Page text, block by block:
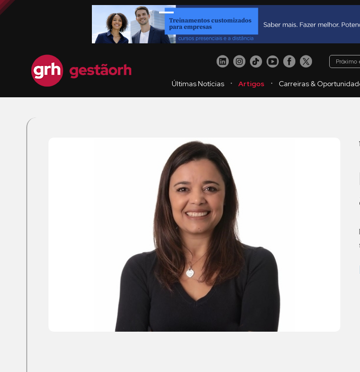
Próximo
Últimas Notícias ・ Artigos ・ Carreiras &